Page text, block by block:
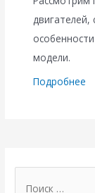
модели.
Подробнее